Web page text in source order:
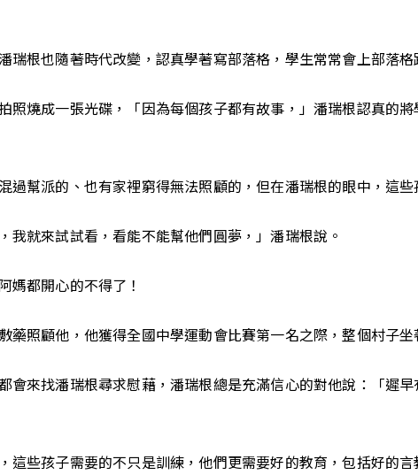
根也隨著時代改變，認真學著寫部落格，學生常常會上部落
照燒成一張光碟，「因為每個孩子都有故事，」潘瑞根認真的
幫派的、也有家裡窮得無法照顧的，但在潘瑞根的眼中，這些
我就來試試看，看能不能幫他們圓夢，」潘瑞根說。
媽都開心的不得了！
照顧他，他獲得全國中學運動會比賽第一名之際，整個村子坐
會來找潘瑞根尋求慰藉，潘瑞根總是充滿信心的對他說：「遲
這些孩子需要的不只是訓練，他們更需要好的教育，包括好的言